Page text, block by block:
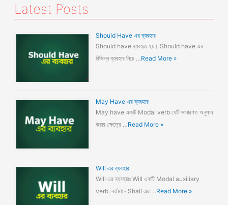
Latest Posts
Should Have এর ব্যবহার
Should have ব্যবহৃত হয়। Should have এর
বিভিন্ন ব্যবহার নিচে …Read More »
May Have এর ব্যবহার
May have একটি Modal verb যেটি সাধারণত অনুমান
করার ক্ষেত্রে …Read More »
Will এর ব্যবহার
Will এর ব্যবহারঃ Will একটি Modal auxiliary
verb. বর্তমানে Shall এর …Read More »